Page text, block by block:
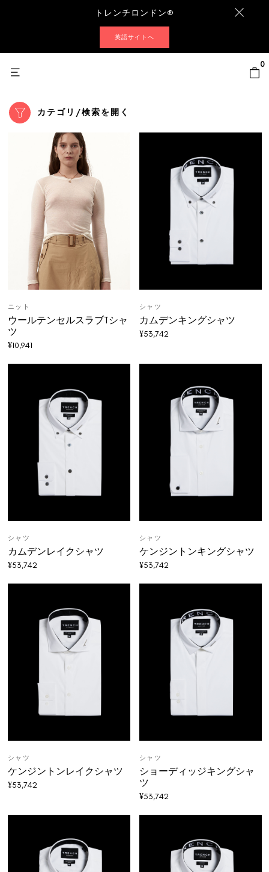
トレンチロンドン®
英語サイトへ
0
カテゴリ/検索を開く
ニット
ウールテンセルスラブTシャ
ツ
¥10,941
シャツ
カムデンキングシャツ
¥53,742
シャツ
カムデンレイクシャツ
¥53,742
シャツ
ケンジントンキングシャツ
¥53,742
シャツ
ケンジントンレイクシャツ
¥53,742
シャツ
ショーディッジキングシャ
ツ
¥53,742